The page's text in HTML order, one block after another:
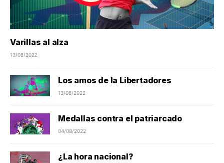
Varillas al alza
13/08/2022
Los amos de la Libertadores
13/08/2022
Medallas contra el patriarcado
04/08/2022
¿La hora nacional?